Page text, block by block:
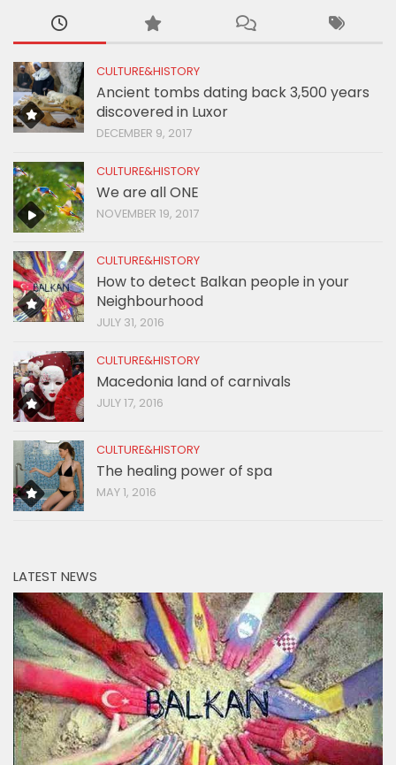
CULTURE&HISTORY
Ancient tombs dating back 3,500 years
discovered in Luxor
DECEMBER 9, 2017
CULTURE&HISTORY
We are all ONE
NOVEMBER 19, 2017
CULTURE&HISTORY
How to detect Balkan people in your
Neighbourhood
JULY 31, 2016
CULTURE&HISTORY
Macedonia land of carnivals
JULY 17, 2016
CULTURE&HISTORY
The healing power of spa
MAY 1, 2016
LATEST NEWS